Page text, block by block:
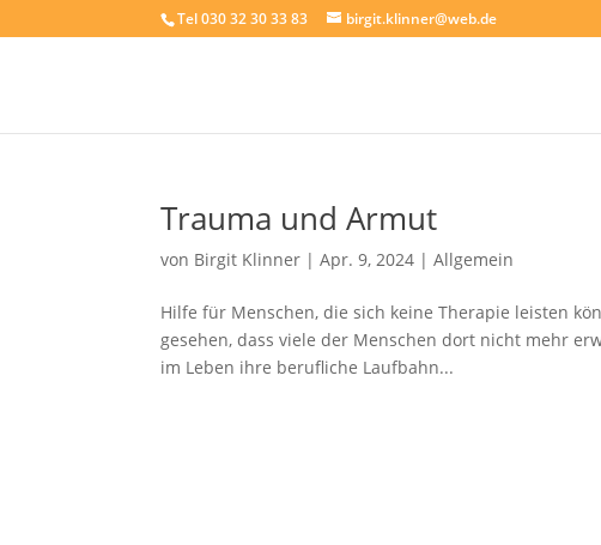
Tel 030 32 30 33 83 birgit.klinner@web.de
Trauma und Armut
von Birgit Klinner |Apr. 9, 2024 |Allgemein
Hilfe für Menschen, die sich keine Therapie leisten
gesehen, dass viele der Menschen dort nicht mehr
im Leben ihre berufliche Laufbahn...